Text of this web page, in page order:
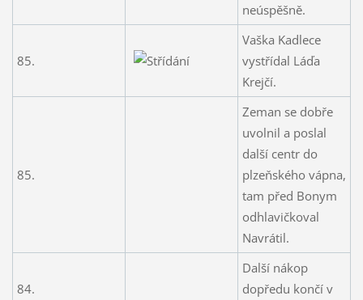
neúspěšně.
85.
Vaška Kadlece
vystřídal Láďa
Krejčí.
85.
Zeman se dobře
uvolnil a poslal
další centr do
plzeňského vápna,
tam před Bonym
odhlavičkoval
Navrátil.
84.
Další nákop
dopředu končí v